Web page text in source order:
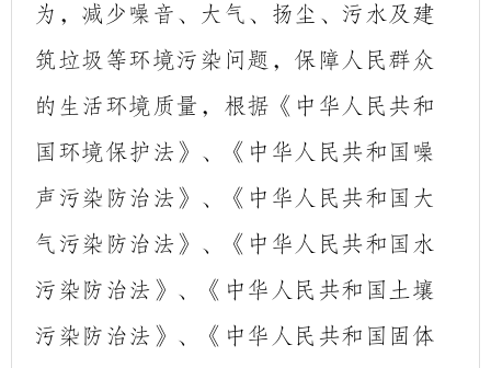
为，减少噪音、大气、扬尘、污水及建
筑垃圾等环境污染问题，保障人民群众
的生活环境质量，根据《中华人民共和
国环境保护法》、《中华人民共和国噪
声污染防治法》、《中华人民共和国大
气污染防治法》、《中华人民共和国水
污染防治法》、《中华人民共和国土壤
污染防治法》、《中华人民共和国固体